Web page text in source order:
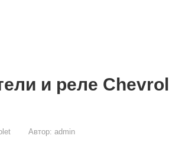
и реле
Автор: admin